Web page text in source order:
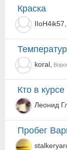
Краска
IIoH4ik57,
koral,
Кто в курсе
Леонид
Пробег